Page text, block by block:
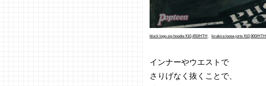
block logo zip hoodie ¥10,450/HTH 、 kirakira loose jorts ¥10,900/HTH
インナーやウエストで
さりげなく抜くことで、